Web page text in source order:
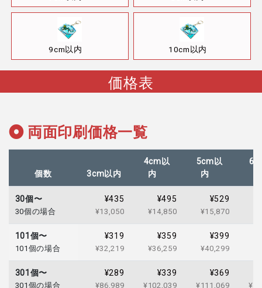
9cm以内 10cm以内
価格表
両面印刷価格一覧
個数 3cm以内
4cm以
内
5cm以
内
30個〜
30個の場合
¥435
¥13,050
¥495
¥14,850
¥529
¥15,870
101個〜
101個の場合
¥319
¥32,219
¥359
¥36,259
¥399
¥40,299
301個〜
301個の場合
¥289
¥86,989
¥339
¥102,039
¥369
¥111,069